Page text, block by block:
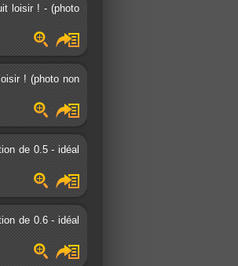
loisir ! - (photo
! (photo non
de 0.5 - idéal
de 0.6 - idéal